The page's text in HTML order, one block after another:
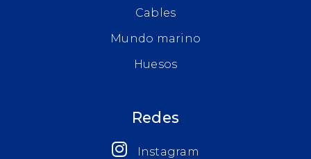
Cables
Mundo marino
Huesos
Redes
Instagram